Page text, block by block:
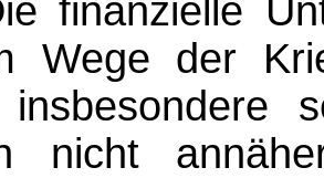
finanzielle
Wege der
insbesondere
nicht